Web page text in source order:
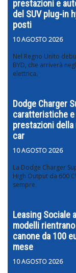
prestazioni e
del SUV plug-in
posti
10 AGOSTO 2026
Nel Regno Unito
BYD, che arriverà
elettrica.
Dodge Charger
caratteristiche e
prestazioni
car
10 AGOSTO 2026
La Dodge Charger
High Output da 600
sempre.
Leasing Sociale
modelli rientrano
canone da 100
mese
10 AGOSTO 2026